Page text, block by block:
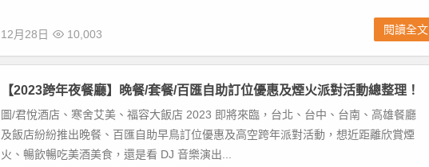
12月28日 10,003 閱讀全文
【2023跨年夜餐廳】晚餐/套餐/百匯自助訂位優惠及煙火派對活動總整理！
圖/君悅酒店、寒舍艾美、福容大飯店 2023 即將來臨，台北、台中、台南、高雄餐廳
及飯店紛紛推出晚餐、百匯自助早鳥訂位優惠及高空跨年派對活動，想近距離欣賞煙
火、暢飲暢吃美酒美食，還是看 DJ 音樂演出...